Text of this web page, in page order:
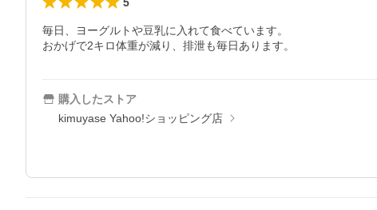
毎日、ヨーグルトや豆乳に入れて食べています。
購入したストア
kimuyase Yahoo!ショッピング店